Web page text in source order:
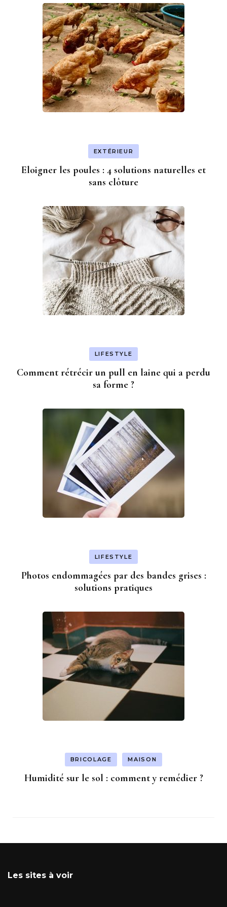
EXTÉRIEUR
Eloigner les poules : 4 solutions naturelles et
sans clôture
LIFESTYLE
Comment rétrécir un pull en laine qui a perdu
sa forme ?
LIFESTYLE
Photos endommagées par des bandes grises :
solutions pratiques
BRICOLAGE MAISON
Humidité sur le sol : comment y remédier ?
Les sites à voir